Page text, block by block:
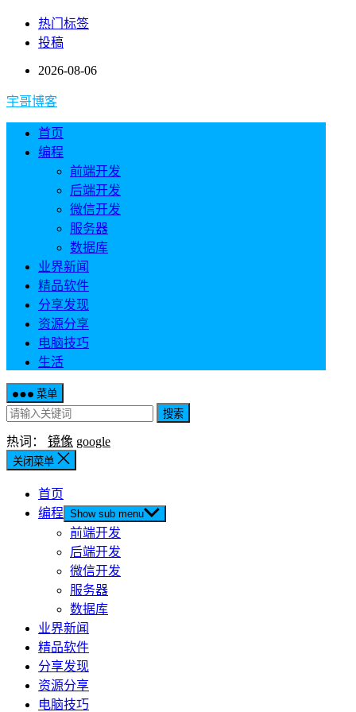
热门标签
投稿
2026-08-06
宇哥博客
首页
编程
前端开发
后端开发
微信开发
服务器
数据库
业界新闻
精品软件
分享发现
资源分享
电脑技巧
生活
菜单
搜索
热词： 镜像 google
关闭菜单
首页
编程 Show sub menu
前端开发
后端开发
微信开发
服务器
数据库
业界新闻
精品软件
分享发现
资源分享
电脑技巧